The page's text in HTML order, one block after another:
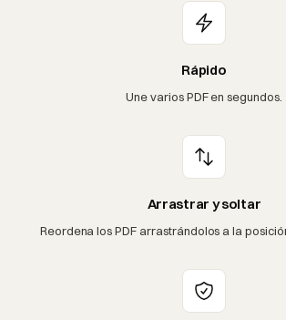
Rápido
Une varios PDF en segundos.
Arrastrar y soltar
Reordena los PDF arrastrándolos a la